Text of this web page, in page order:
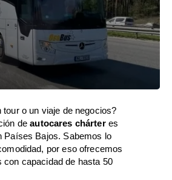
o un viaje de negocios?
deautocares chárteres
Países Bajos. Sabemos lo
por eso ofrecemos
capacidad de hasta 50